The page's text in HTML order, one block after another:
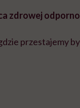
zdrowej
przestajemy